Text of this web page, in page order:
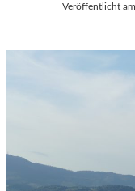
Veröffentlicht